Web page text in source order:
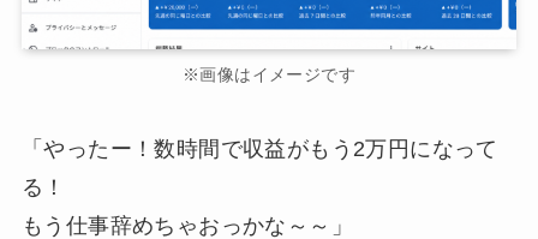
※画像はイメージです
「やったー！数時間で収益がもう2万円になって
る！
もう仕事辞めちゃおっかな～～」